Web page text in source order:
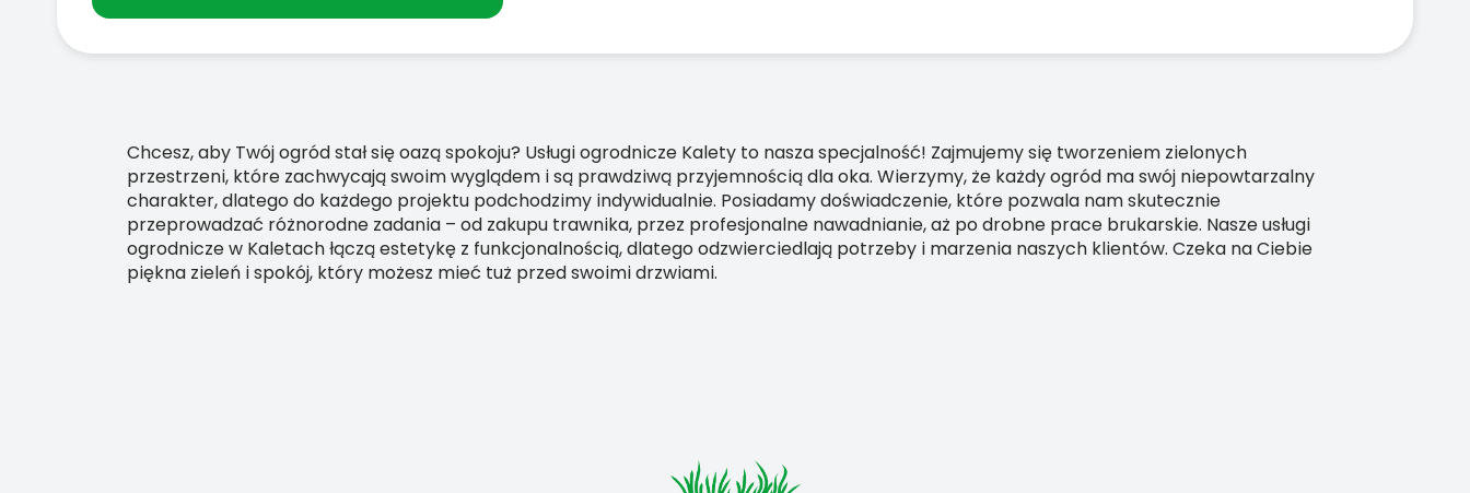
Chcesz, aby Twój ogród stał się oazą spokoju? Usługi ogrodnicze Kalety to nasza specjalność! Zajmujemy się tworzeniem zielonych
przestrzeni, które zachwycają swoim wyglądem i są prawdziwą przyjemnością dla oka. Wierzymy, że każdy ogród ma swój niepowtarzalny
charakter, dlatego do każdego projektu podchodzimy indywidualnie. Posiadamy doświadczenie, które pozwala nam skutecznie
przeprowadzać różnorodne zadania – od zakupu trawnika, przez profesjonalne nawadnianie, aż po drobne prace brukarskie. Nasze usługi
ogrodnicze w Kaletach łączą estetykę z funkcjonalnością, dlatego odzwierciedlają potrzeby i marzenia naszych klientów. Czeka na Ciebie
piękna zieleń i spokój, który możesz mieć tuż przed swoimi drzwiami.